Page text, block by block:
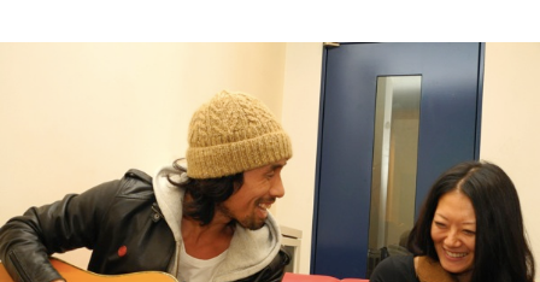
ヒ
が
動
き
出
し
た！
通
算